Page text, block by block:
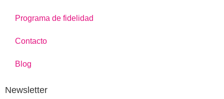
Programa de fidelidad
Contacto
Blog
Newsletter